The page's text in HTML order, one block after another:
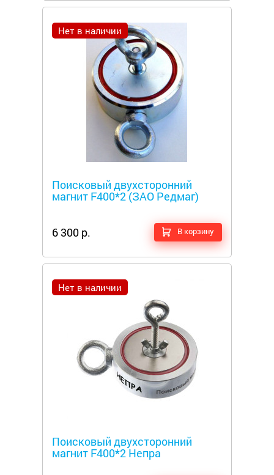
Нет в наличии
Поисковый двухсторонний
магнит F400*2 (ЗАО Редмаг)
6 300 р. В корзину
Нет в наличии
Поисковый двухсторонний
магнит F400*2 Непра